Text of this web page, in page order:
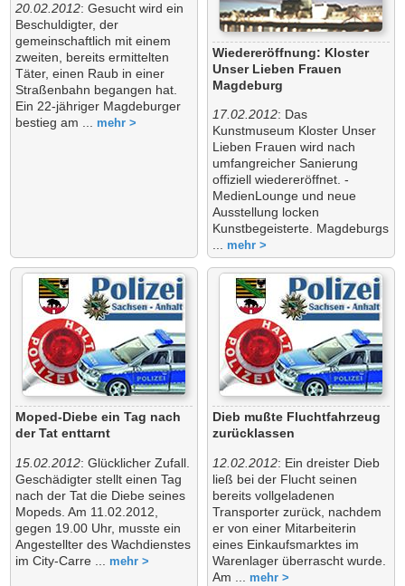
20.02.2012: Gesucht wird ein
Beschuldigter, der
gemeinschaftlich mit einem
zweiten, bereits ermittelten
Täter, einen Raub in einer
Straßenbahn begangen hat.
Ein 22-jähriger Magdeburger
bestieg am ... mehr >
Wiedereröffnung: Kloster
Unser Lieben Frauen
Magdeburg
17.02.2012: Das
Kunstmuseum Kloster Unser
Lieben Frauen wird nach
umfangreicher Sanierung
offiziell wiedereröffnet. -
MedienLounge und neue
Ausstellung locken
Kunstbegeisterte. Magdeburgs
... mehr >
Moped-Diebe ein Tag nach
der Tat enttarnt
15.02.2012: Glücklicher Zufall.
Geschädigter stellt einen Tag
nach der Tat die Diebe seines
Mopeds. Am 11.02.2012,
gegen 19.00 Uhr, musste ein
Angestellter des Wachdienstes
im City-Carre ... mehr >
Dieb mußte Fluchtfahrzeug
zurücklassen
12.02.2012: Ein dreister Dieb
ließ bei der Flucht seinen
bereits vollgeladenen
Transporter zurück, nachdem
er von einer Mitarbeiterin
eines Einkaufsmarktes im
Warenlager überrascht wurde.
Am ... mehr >